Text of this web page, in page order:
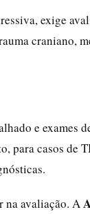
exige
craniano,
e exames
para casos de
na avaliação. A